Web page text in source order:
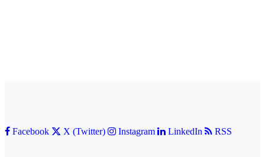
Facebook X (Twitter) Instagram LinkedIn RSS